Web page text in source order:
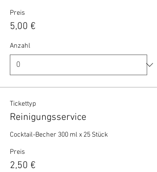
Preis
5,00 €
Anzahl
Tickettyp
Reinigungsservice
Cocktail-Becher 300 ml x 25 Stück
Preis
2,50 €